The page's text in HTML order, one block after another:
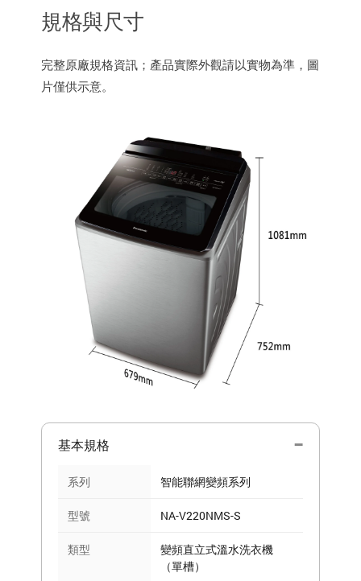
規格與尺寸
完整原廠規格資訊；產品實際外觀請以實物為準，圖
片僅供示意。
基本規格
系列 智能聯網變頻系列
型號 NA-V220NMS-S
類型
變頻直立式溫水洗衣機
（單槽）